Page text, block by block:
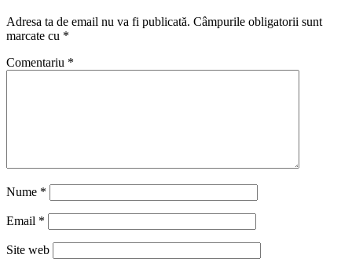
Adresa ta de email nu va fi publicată. Câmpurile obligatorii sunt
marcate cu *
Comentariu *
Nume *
Email *
Site web